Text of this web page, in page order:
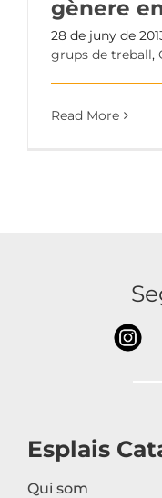
gènere
28 de juny de
grups de treball,
Read More
Esplais
Qui som